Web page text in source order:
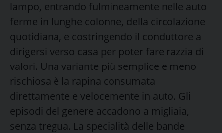
lampo, entrando fulmineamente nelle auto
ferme in lunghe colonne, della circolazione
quotidiana, e costringendo il conduttore a
dirigersi verso casa per poter fare razzia di
valori. Una variante più semplice e meno
rischiosa è la rapina consumata
direttamente e velocemente in auto. Gli
episodi del genere accadono a migliaia,
senza tregua. La specialità delle bande